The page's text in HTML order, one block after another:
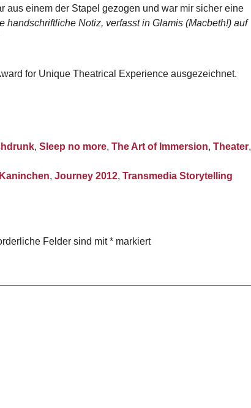
aus einem der Stapel gezogen und war mir sicher eine
handschriftliche Notiz, verfasst in Glamis (Macbeth!) auf
for Unique Theatrical Experience ausgezeichnet.
, Sleep no more, The Art of Immersion, Theater,
, Journey 2012, Transmedia Storytelling
Felder sind mit* markiert